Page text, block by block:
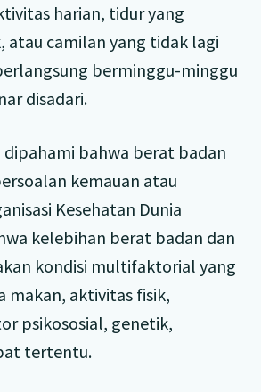
harian, tidur yang
atau camilan yang tidak lagi
berminggu-minggu
disadari.
bahwa berat badan
kemauan atau
Kesehatan Dunia
kelebihan berat badan dan
kondisi multifaktorial yang
makan, aktivitas fisik,
psikososial, genetik,
tertentu.